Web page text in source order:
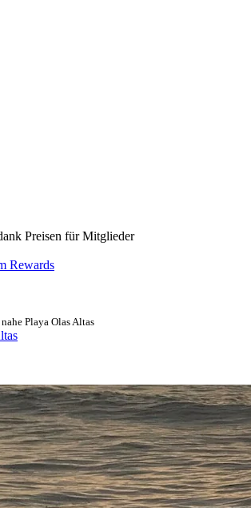
Preisen für Mitglieder
Rewards
Playa Olas Altas